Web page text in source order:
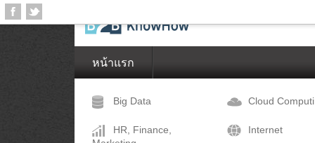
หน้าแรก
Big Data Cloud
HR, Finance,
Internet